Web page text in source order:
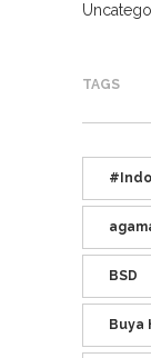
TAGS
BSD
Buya